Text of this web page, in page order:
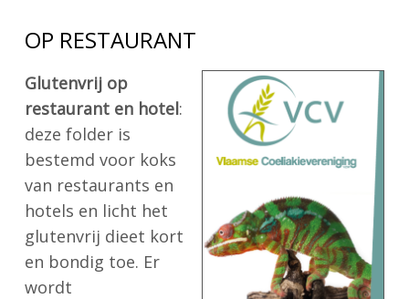
OP RESTAURANT
Glutenvrij op
restaurant en hotel:
deze folder is
bestemd voor koks
van restaurants en
hotels en licht het
glutenvrij dieet kort
en bondig toe. Er
wordt